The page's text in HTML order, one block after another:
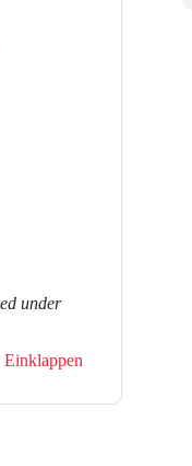
under
Einklappen